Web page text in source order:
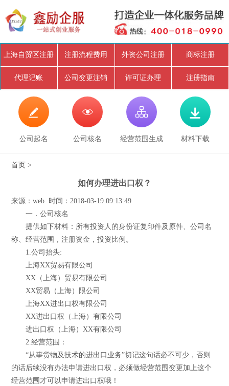
上海自贸区注册 注册流程费用 外资公司注册 商标注册
代理记账 公司变更注销 许可证办理 注册指南

公司起名

公司核名

经营范围生成

材料下载
首页 >
如何办理进出口权？
来源：web 时间：2018-03-19 09:13:49
一．公司核名
提供如下材料：所有投资人的身份证复印件及原件、公司名
称、经营范围，注册资金，投资比例。
1.公司抬头:
上海XX贸易有限公司
XX（上海）贸易有限公司
XX贸易（上海）限公司
上海XX进出口权有限公司
XX进出口权（上海）有限公司
进出口权（上海）XX有限公司
2.经营范围：
“从事货物及技术的进出口业务”切记这句话必不可少，否则
的话后续没有办法申请进出口权，必须做经营范围变更加上这个
经营范围才可以申请进出口权哦！